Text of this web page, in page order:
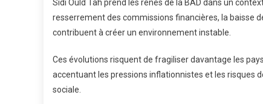
Sidi Ould Tah prend les rênes de la BAD dans un
resserrement des commissions financières, la baisse
contribuent à créer un environnement instable.
Ces évolutions risquent de fragiliser davantage les
accentuant les pressions inflationnistes et les risques
sociale.